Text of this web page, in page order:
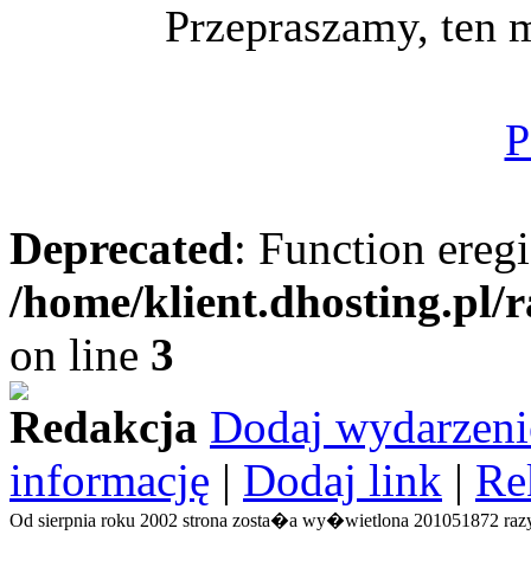
Przepraszamy,
Deprecated: Function
/home/
on line 3
Redakcja Dodaj
informację | Dodaj link |
Od sierpnia roku 2002 strona zosta�a wy�wietlona 201051872